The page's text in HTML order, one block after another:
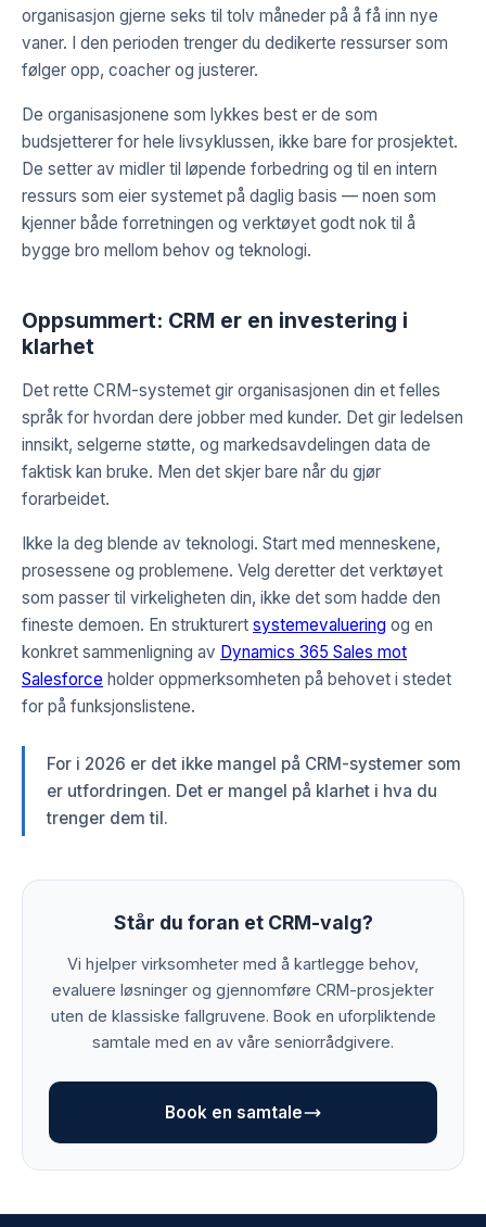
organisasjon gjerne seks til tolv måneder på å få inn nye
vaner. I den perioden trenger du dedikerte ressurser som
følger opp, coacher og justerer.
De organisasjonene som lykkes best er de som
budsjetterer for hele livsyklussen, ikke bare for prosjektet.
De setter av midler til løpende forbedring og til en intern
ressurs som eier systemet på daglig basis — noen som
kjenner både forretningen og verktøyet godt nok til å
bygge bro mellom behov og teknologi.
Oppsummert: CRM er en investering i
klarhet
Det rette CRM-systemet gir organisasjonen din et felles
språk for hvordan dere jobber med kunder. Det gir ledelsen
innsikt, selgerne støtte, og markedsavdelingen data de
faktisk kan bruke. Men det skjer bare når du gjør
forarbeidet.
Ikke la deg blende av teknologi. Start med menneskene,
prosessene og problemene. Velg deretter det verktøyet
som passer til virkeligheten din, ikke det som hadde den
fineste demoen. En strukturert systemevaluering og en
konkret sammenligning av Dynamics 365 Sales mot
Salesforce holder oppmerksomheten på behovet i stedet
for på funksjonslistene.
For i 2026 er det ikke mangel på CRM-systemer som
er utfordringen. Det er mangel på klarhet i hva du
trenger dem til.
Står du foran et CRM-valg?
Vi hjelper virksomheter med å kartlegge behov,
evaluere løsninger og gjennomføre CRM-prosjekter
uten de klassiske fallgruvene. Book en uforpliktende
samtale med en av våre seniorrådgivere.
Book en samtale